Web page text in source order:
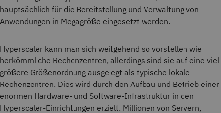
hauptsächlich für die Bereitstellung und Verwaltung von
Anwendungen in Megagröße eingesetzt werden.
Hyperscaler kann man sich weitgehend so vorstellen wie
herkömmliche Rechenzentren, allerdings sind sie auf eine viel
größere Größenordnung ausgelegt als typische lokale
Rechenzentren. Dies wird durch den Aufbau und Betrieb einer
enormen Hardware- und Software-Infrastruktur in den
Hyperscaler-Einrichtungen erzielt. Millionen von Servern,